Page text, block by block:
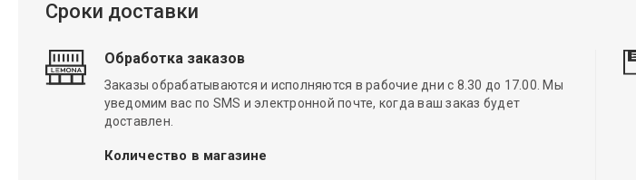
Сроки доставки
Обработка заказов
Заказы обрабатываются и исполняются в рабочие дни с 8.30 до 17.00. Мы
уведомим вас по SMS и электронной почте, когда ваш заказ будет
доставлен.
Количество в магазине